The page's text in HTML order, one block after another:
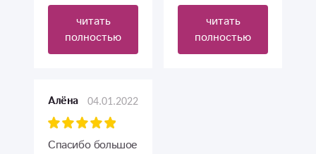
читать
полностью
симпатичный
букет.
Пишет Санкт-
Петербург ❤️
читать
полностью
Алёна 04.01.2022
Спасибо большое